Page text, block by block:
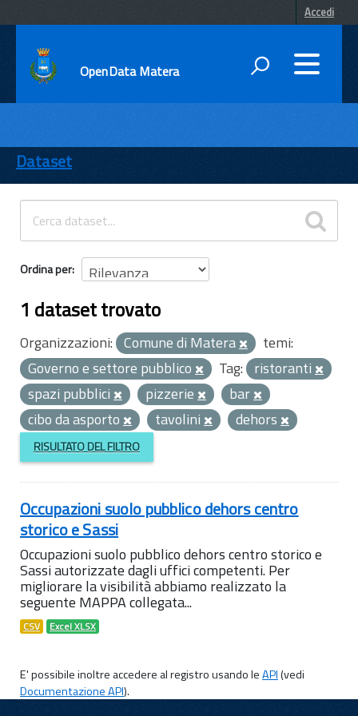
Accedi
OpenData Matera
ENTI
TEMI
INFORMAZIONI
Dataset
Ordina per
1 dataset trovato
Organizzazioni: Comune di Matera
temi:
Governo e settore pubblico
Tag: ristoranti
spazi pubblici
pizzerie
bar
cibo da asporto
tavolini dehors
RISULTATO DEL FILTRO
Occupazioni suolo pubblico dehors centro
storico e Sassi
Occupazioni suolo pubblico dehors centro storico e
Sassi autorizzate dagli uffici competenti. Per
migliorare la visibilità abbiamo realizzato la
seguente MAPPA collegata...
CSV Excel XLSX
E' possibile inoltre accedere al registro usando leAPI(vedi
Documentazione API).